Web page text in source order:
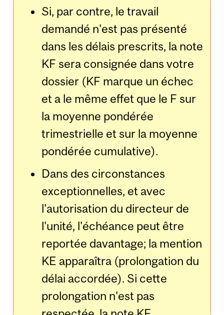
Si, par contre, le travail
demandé n'est pas présenté
dans les délais prescrits, la note
KF sera consignée dans votre
dossier (KF marque un échec
et a le même effet que le F sur
la moyenne pondérée
trimestrielle et sur la moyenne
pondérée cumulative).
Dans des circonstances
exceptionnelles, et avec
l'autorisation du directeur de
l'unité, l'échéance peut être
reportée davantage; la mention
KE apparaîtra (prolongation du
délai accordée). Si cette
prolongation n'est pas